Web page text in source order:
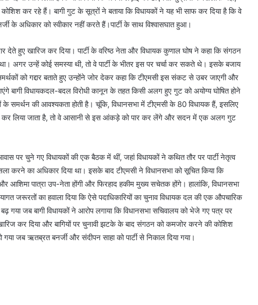
कर रहे हैं। बागी गुट के सूत्रों ने बताया कि विधायकों ने यह भी साफ कर दिया है कि वे
अधिकार को स्वीकार नहीं करते हैं।पार्टी के साथ विश्वासघात हुआ।
देते हुए खारिज कर दिया। पार्टी के वरिष्ठ नेता और विधायक कुणाल घोष ने कहा कि संगठन
अगर उन्हें कोई समस्या थी, तो वे पार्टी के भीतर इस पर चर्चा कर सकते थे। इसके बजाय
को गद्दार बताते हुए उन्होंने जोर देकर कहा कि टीएमसी इस संकट से उबर जाएगी और
बागी विधायकदल-बदल विरोधी कानून के तहत किसी अलग हुए गुट को अयोग्य घोषित होने
की आवश्यकता होती है। चूंकि, विधानसभा में टीएमसी के 80 विधायक हैं, इसलिए
कर लिया जाता है, तो वे आसानी से इस आंकड़े को पार कर लेंगे और सदन में एक अलग गुट
पर चुने गए विधायकों की एक बैठक में थीं, जहां विधायकों ने कथित तौर पर पार्टी नेतृत्व
का अधिकार दिया था। इसके बाद टीएमसी ने विधानसभा को सूचित किया कि
और आशिमा पात्रा उप-नेता होंगी और फिरहाद हकीम मुख्य सचेतक होंगे। हालांकि, विधानसभा
जरूरतों का हवाला दिया कि ऐसे पदाधिकारियों का चुनाव विधायक दल की एक औपचारिक
गया जब बागी विधायकों ने आरोप लगाया कि विधानसभा सचिवालय को भेजे गए पत्र पर
कर दिया और बागियों पर चुनावी झटके के बाद संगठन को कमजोर करने की कोशिश
जब ऋतब्रत बनर्जी और संदीपन साहा को पार्टी से निकाल दिया गया।